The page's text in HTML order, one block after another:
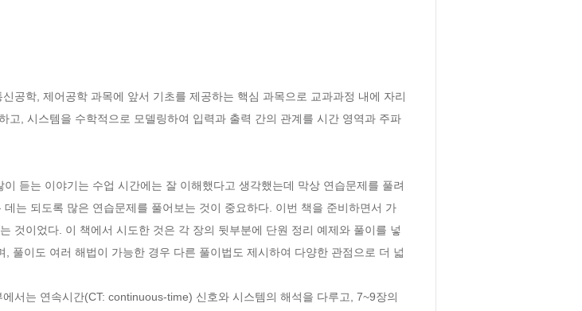
공학, 제어공학 과목에 앞서 기초를 제공하는 핵심 과목으로 교과과정 내에 자리
고, 시스템을 수학적으로 모델링하여 입력과 출력 간의 관계를 시간 영역과 주파
듣는 이야기는 수업 시간에는 잘 이해했다고 생각했는데 막상 연습문제를 풀려
는 되도록 많은 연습문제를 풀어보는 것이 중요하다. 이번 책을 준비하면서 가
것이었다. 이 책에서 시도한 것은 각 장의 뒷부분에 단원 정리 예제와 풀이를 넣
풀이도 여러 해법이 가능한 경우 다른 풀이법도 제시하여 다양한 관점으로 더 넓
서는 연속시간(CT: continuous-time) 신호와 시스템의 해석을 다루고, 7~9장의